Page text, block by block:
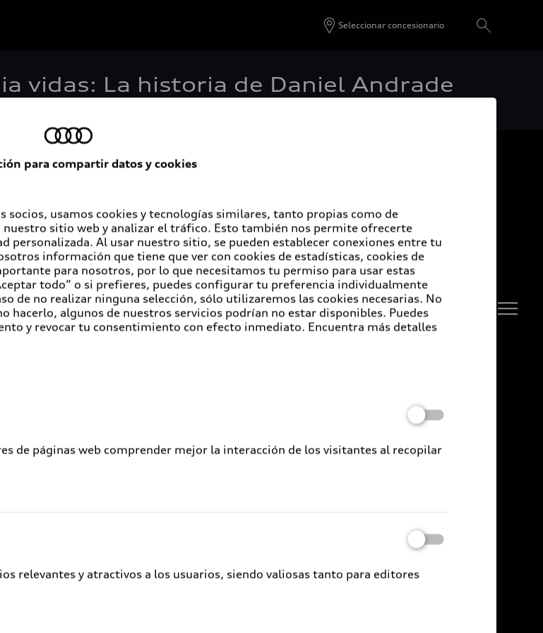
Seleccionar concesionario
vidas: La historia de Daniel Andrade
Audi Certified :plus
Concesionarios Audi Certified :plus
para compartir datos y cookies
socios, usamos cookies y tecnologías similares, tanto propias como de
sitio web y analizar el tráfico. Esto también nos permite ofrecerte
personalizada. Al usar nuestro sitio, se pueden establecer conexiones entre tu
información que tiene que ver con cookies de estadísticas, cookies de
para nosotros, por lo que necesitamos tu permiso para usar estas
todo” o si prefieres, puedes configurar tu preferencia individualmente
de no realizar ninguna selección, sólo utilizaremos las cookies necesarias. No
hacerlo, algunos de nuestros servicios podrían no estar disponibles. Puedes
y revocar tu consentimiento con efecto inmediato. Encuentra más detalles
de páginas web comprender mejor la interacción de los visitantes al recopilar
relevantes y atractivos a los usuarios, siendo valiosas tanto para editores